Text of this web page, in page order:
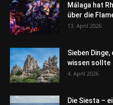
Málaga hat
über die
13. April 2026
Sieben
wissen sollte
4. April 2026
Die Siesta –